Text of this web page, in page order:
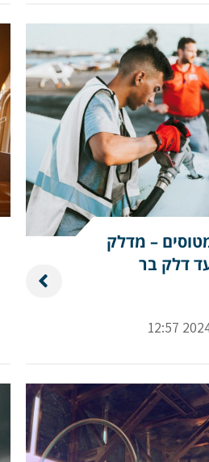
– מדלק
דלק בר